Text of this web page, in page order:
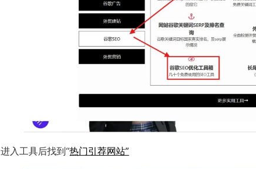
进入工具后找到“热门引荐网站”